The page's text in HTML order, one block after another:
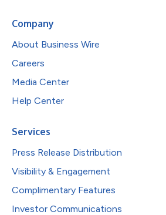
Company
About Business Wire
Careers
Media Center
Help Center
Services
Press Release Distribution
Visibility & Engagement
Complimentary Features
Investor Communications